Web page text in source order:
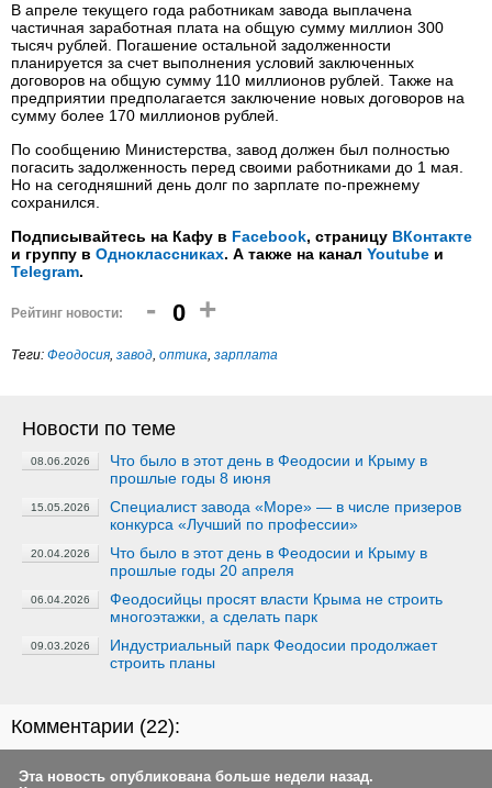
В апреле текущего года работникам завода выплачена
частичная заработная плата на общую сумму миллион 300
тысяч рублей. Погашение остальной задолженности
планируется за счет выполнения условий заключенных
договоров на общую сумму 110 миллионов рублей. Также на
предприятии предполагается заключение новых договоров на
сумму более 170 миллионов рублей.
По сообщению Министерства, завод должен был полностью
погасить задолженность перед своими работниками до 1 мая.
Но на сегодняшний день долг по зарплате по-прежнему
сохранился.
Подписывайтесь на Кафу в Facebook, страницу ВКонтакте
и группу в Одноклассниках. А также на канал Youtube и
Telegram.
Рейтинг новости: - 0 +
Теги: Феодосия, завод, оптика, зарплата
Новости по теме
08.06.2026
Что было в этот день в Феодосии и Крыму в
прошлые годы 8 июня
15.05.2026
Специалист завода «Море» — в числе призеров
конкурса «Лучший по профессии»
20.04.2026
Что было в этот день в Феодосии и Крыму в
прошлые годы 20 апреля
06.04.2026
Феодосийцы просят власти Крыма не строить
многоэтажки, а сделать парк
09.03.2026
Индустриальный парк Феодосии продолжает
строить планы
Комментарии (22):
Эта новость опубликована больше недели назад.